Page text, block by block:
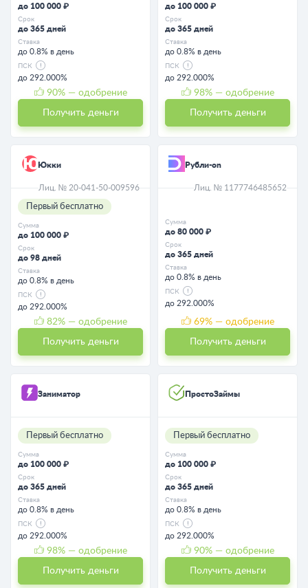
до 100 000 ₽
Срок
до 365 дней
Ставка
до 0.8% в день
ПСК
до 292.000%
90% — одобрение
Получить деньги
до 100 000 ₽
Срок
до 365 дней
Ставка
до 0.8% в день
ПСК
до 292.000%
98% — одобрение
Получить деньги
Юкки
Лиц. № 20-041-50-009596
Первый бесплатно
Сумма
до 100 000 ₽
Срок
до 98 дней
Ставка
до 0.8% в день
ПСК
до 292.000%
82% — одобрение
Получить деньги
Рубли-on
Лиц. № 1177746485652
Сумма
до 80 000 ₽
Срок
до 365 дней
Ставка
до 0.8% в день
ПСК
до 292.000%
69% — одобрение
Получить деньги
Заниматор
Первый бесплатно
Сумма
до 100 000 ₽
Срок
до 365 дней
Ставка
до 0.8% в день
ПСК
до 292.000%
98% — одобрение
Получить деньги
ПростоЗаймы
Первый бесплатно
Сумма
до 100 000 ₽
Срок
до 365 дней
Ставка
до 0.8% в день
ПСК
до 292.000%
90% — одобрение
Получить деньги